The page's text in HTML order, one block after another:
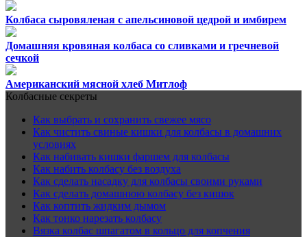
Колбаса сыровяленая с апельсиновой цедрой и имбирем
Домашняя кровяная колбаса со сливками и гречневой
сечкой
Американский мясной хлеб Митлоф
Колбасные секреты
Как выбрать и сохранить свежее мясо
Как чистить свиные кишки для колбасы в домашних
условиях
Как набивать кишки фаршем для колбасы
Как набить колбасу без воздуха
Как сделать насадку для колбасы своими руками
Как сделать домашнюю колбасу без кишок
Как коптить жидким дымом
Как тонко нарезать колбасу
Вязка колбас шпагатом в кольцо для копчения